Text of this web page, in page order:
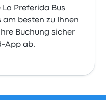
La Preferida Bus
am besten zu Ihnen
Buchung sicher
App ab.